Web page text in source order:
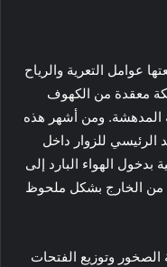
عوامل التعرية والرياح
معقدة من الكهوف
المدهشة. ومن أشهر هذه
الرئيسي للزوار داخل
الهواء البارد إلى
من الخارج بشكل ملحوظ
وتوزيع الفتحات